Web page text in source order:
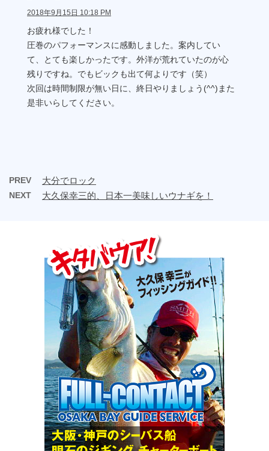
2018年9月15日 10:18 PM
お疲れ様でした！
圧巻のパフォーマンスに感動しました。案内してい
て、とても楽しかったです。外洋が荒れていたのが心
残りですね。でもビックも出て何よりです（笑）
次回は時間制限が無い日に、終日やりましょう(^^)また
是非いらしてください。
PREV 大分でロック
NEXT 大久保幸三的、日本一美味しいウナギを！